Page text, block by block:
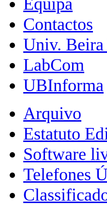
Contactos
Univ.
LabCom
UBInforma
Arquivo
Estatuto
Software
Telefones